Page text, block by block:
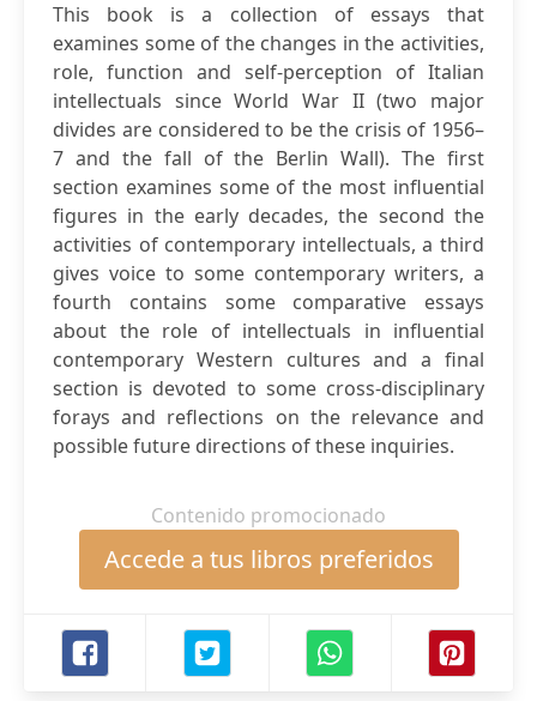
This book is a collection of essays that
examines some of the changes in the activities,
role, function and self-perception of Italian
intellectuals since World War II (two major
divides are considered to be the crisis of 1956–
7 and the fall of the Berlin Wall). The first
section examines some of the most influential
figures in the early decades, the second the
activities of contemporary intellectuals, a third
gives voice to some contemporary writers, a
fourth contains some comparative essays
about the role of intellectuals in influential
contemporary Western cultures and a final
section is devoted to some cross-disciplinary
forays and reflections on the relevance and
possible future directions of these inquiries.
Contenido promocionado
Accede a tus libros preferidos